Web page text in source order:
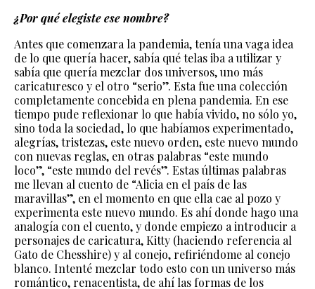
¿Por qué elegiste ese nombre?
Antes que comenzara la pandemia, tenía una vaga idea
de lo que quería hacer, sabía qué telas iba a utilizar y
sabía que quería mezclar dos universos, uno más
caricaturesco y el otro “serio”. Esta fue una colección
completamente concebida en plena pandemia. En ese
tiempo pude reflexionar lo que había vivido, no sólo yo,
sino toda la sociedad, lo que habíamos experimentado,
alegrías, tristezas, este nuevo orden, este nuevo mundo
con nuevas reglas, en otras palabras “este mundo
loco”, “este mundo del revés”. Estas últimas palabras
me llevan al cuento de “Alicia en el país de las
maravillas”, en el momento en que ella cae al pozo y
experimenta este nuevo mundo. Es ahí donde hago una
analogía con el cuento, y donde empiezo a introducir a
personajes de caricatura, Kitty (haciendo referencia al
Gato de Chesshire) y al conejo, refiriéndome al conejo
blanco. Intenté mezclar todo esto con un universo más
romántico, renacentista, de ahí las formas de los